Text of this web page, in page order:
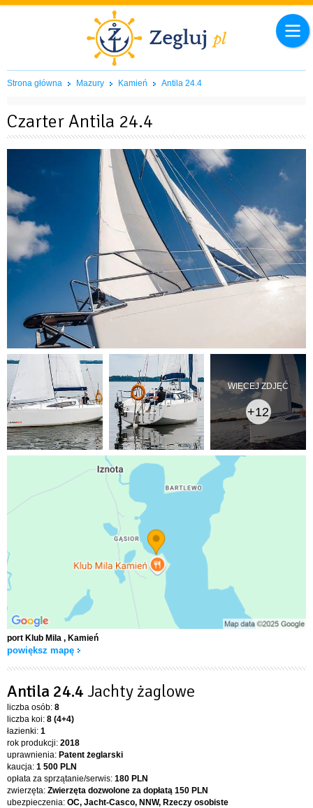
Strona główna Mazury Kamień Antila 24.4
Czarter Antila 24.4
WIĘCEJ ZDJĘĆ
+12
port Klub Mila , Kamień
powiększ mapę
Antila 24.4 Jachty żaglowe
liczba osób: 8
liczba koi: 8 (4+4)
łazienki: 1
rok produkcji: 2018
uprawnienia: Patent żeglarski
kaucja: 1 500 PLN
opłata za sprzątanie/serwis: 180 PLN
zwierzęta: Zwierzęta dozwolone za dopłatą 150 PLN
ubezpieczenia: OC, Jacht-Casco, NNW, Rzeczy osobiste